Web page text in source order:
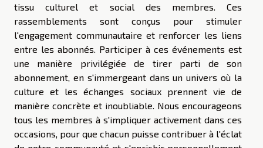
tissu culturel et social des membres. Ces
rassemblements sont conçus pour stimuler
l'engagement communautaire et renforcer les liens
entre les abonnés. Participer à ces événements est
une manière privilégiée de tirer parti de son
abonnement, en s'immergeant dans un univers où la
culture et les échanges sociaux prennent vie de
manière concrète et inoubliable. Nous encourageons
tous les membres à s'impliquer activement dans ces
occasions, pour que chacun puisse contribuer à l'éclat